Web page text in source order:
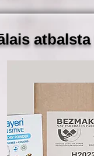
atbalsta